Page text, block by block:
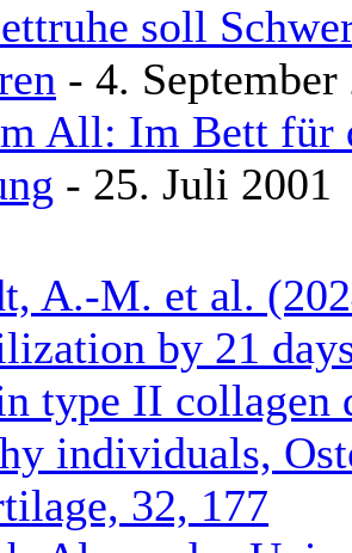
soll
- 4. September
All: Im Bett für
- 25. Juli 2001
A.-M. et al.
by 21
type II collagen
individuals,
32, 177